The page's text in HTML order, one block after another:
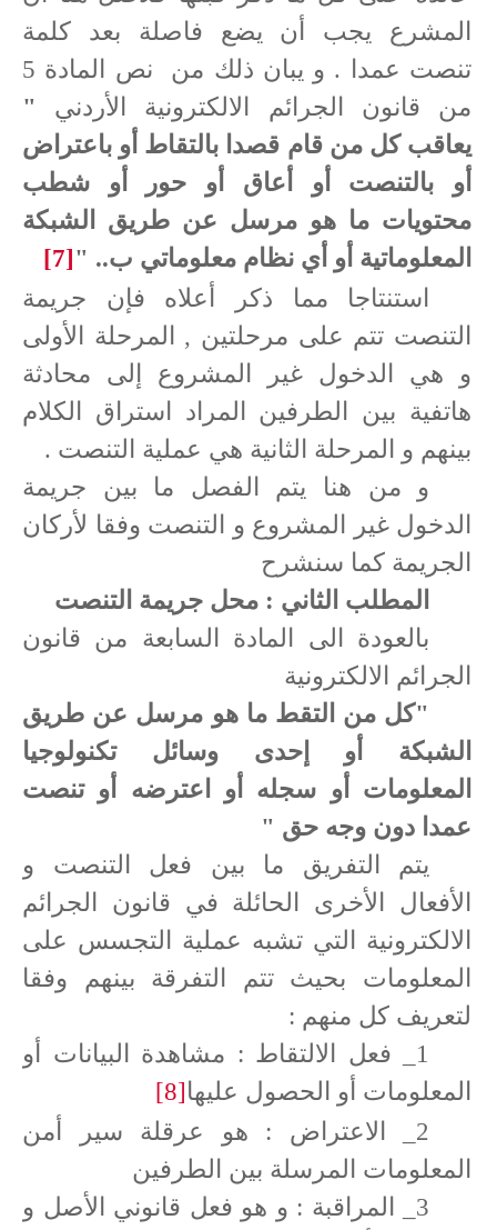
المشرع يجب أن يضع فاصلة بعد كلمة
تنصت عمدا . و يبان ذلك من
نص المادة 5
من قانون الجرائم الالكترونية الأردني
"
يعاقب كل من قام قصدا بالتقاط أو باعتراض
أو بالتنصت أو أعاق أو حور أو شطب
محتويات ما هو مرسل عن طريق الشبكة
المعلوماتية أو أي نظام معلوماتي ب.. "[7]
استنتاجا مما ذكر أعلاه فإن جريمة
التنصت تتم على مرحلتين , المرحلة الأولى
و هي الدخول غير المشروع إلى محادثة
هاتفية بين الطرفين المراد استراق الكلام
بينهم و المرحلة الثانية هي عملية التنصت .
و من هنا يتم الفصل ما بين جريمة
الدخول غير المشروع و التنصت وفقا لأركان
الجريمة كما سنشرح
المطلب الثاني : محل جريمة التنصت
بالعودة الى المادة السابعة من قانون
الجرائم الالكترونية
"كل من التقط ما هو مرسل عن طريق
الشبكة أو إحدى وسائل تكنولوجيا
المعلومات أو سجله أو اعترضه أو تنصت
عمدا دون وجه حق "
يتم التفريق ما بين فعل التنصت و
الأفعال الأخرى الحائلة في قانون الجرائم
الالكترونية التي تشبه عملية التجسس على
المعلومات بحيث تتم التفرقة بينهم وفقا
لتعريف كل منهم :
1_ فعل الالتقاط : مشاهدة البيانات أو
المعلومات أو الحصول عليها[8]
2_ الاعتراض : هو عرقلة سير أمن
المعلومات المرسلة بين الطرفين
3_ المراقبة : و هو فعل قانوني الأصل و